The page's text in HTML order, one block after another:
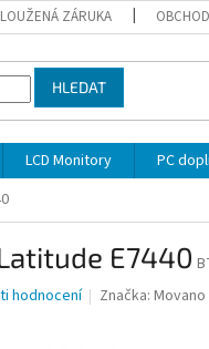
ZÁRUKA
HLEDAT
LCD Monitory PC
E7440
hodnocení Značka:Movano